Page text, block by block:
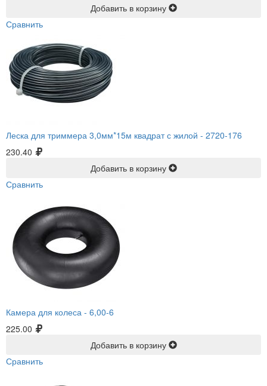
Добавить в корзину
Сравнить
Леска для триммера 3,0мм*15м квадрат с жилой - 2720-176
230.40
Добавить в корзину
Сравнить
Камера для колеса - 6,00-6
225.00
Добавить в корзину
Сравнить